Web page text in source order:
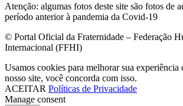
Atenção: algumas fotos deste site são fotos de
período anterior à pandemia da Covid-19
© Portal Oficial da Fraternidade – Federação
Internacional (FFHI)
Usamos cookies para melhorar sua experiência
nosso site, você concorda com isso.
ACEITAR Políticas de Privacidade
Manage consent